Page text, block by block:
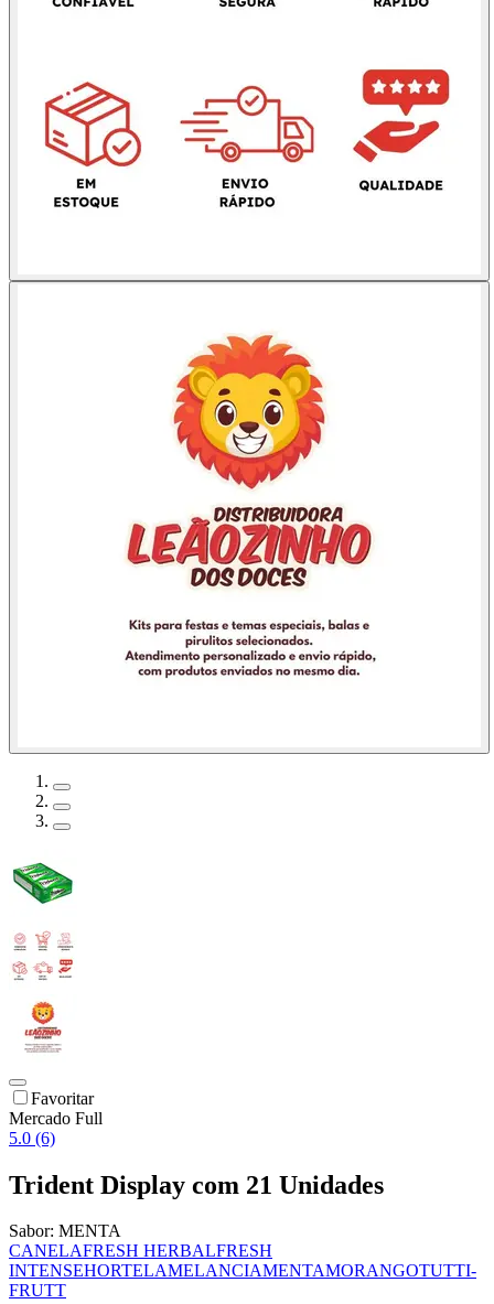
Favoritar
Mercado Full
5.0 (6)
Trident Display com 21 Unidades
Sabor: MENTA
CANELAFRESH HERBALFRESH
INTENSEHORTELAMELANCIAMENTAMORANGOTUTTI-
FRUTT